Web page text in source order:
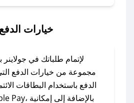
الرسائل الخاصة على تويتر
وسنقوم بحل المشكلة
خيارات الدفع
لإتمام طلباتك في
مجموعة من خيارات الدفع
الدفع باستخدام البطاقات